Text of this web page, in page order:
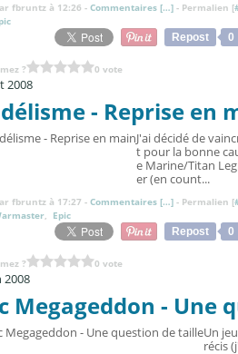
fbruntz à 12:26 - Commentaires […] - Permalien [
Repost
0
? 0 vote
2008
- Reprise en
J'ai décidé de
t pour la bonne
e Marine/Titan
er (en count...
fbruntz à 17:27 - Commentaires […] - Permalien [
, Epic
Repost
0
? 0 vote
2008
Megageddon - Une
Un
récis